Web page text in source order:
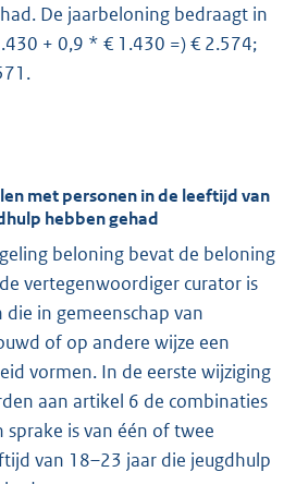
De jaarbeloning bedraagt in
+ 0,9 * € 1.430 =) € 2.574;
met personen in de leeftijd van
hebben gehad
beloning bevat de beloning
vertegenwoordiger curator is
in gemeenschap van
of op andere wijze een
vormen. In de eerste wijziging
aan artikel 6 de combinaties
is van één of twee
van 18–23 jaar die jeugdhulp